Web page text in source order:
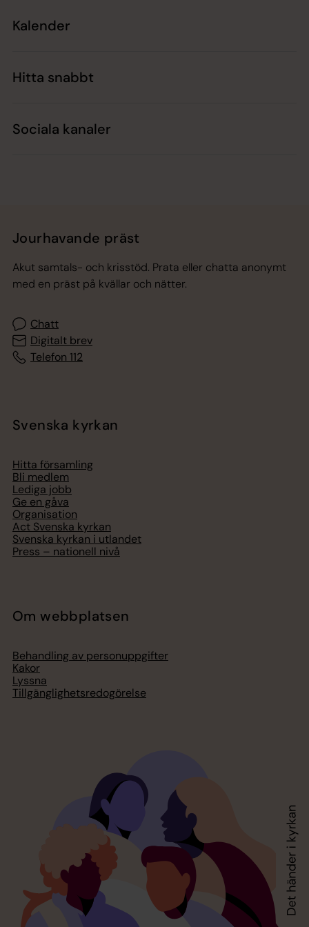
Kalender
Hitta snabbt
Sociala kanaler
Jourhavande präst
Akut samtals- och krisstöd. Prata eller chatta anonymt
med en präst på kvällar och nätter.
Chatt
Digitalt brev
Telefon 112
Svenska kyrkan
Hitta församling
Bli medlem
Lediga jobb
Ge en gåva
Organisation
Act Svenska kyrkan
Svenska kyrkan i utlandet
Press – nationell nivå
Om webbplatsen
Behandling av personuppgifter
Kakor
Lyssna
Tillgänglighetsredogörelse